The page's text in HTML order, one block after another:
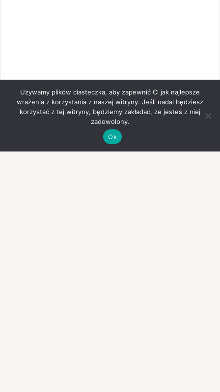
Używamy plików ciasteczka, aby zapewnić Ci jak najlepsze
wrażenia z korzystania z naszej witryny. Jeśli nadal będziesz
korzystać z tej witryny, będziemy zakładać, że jesteś z niej
zadowolony.
Ok